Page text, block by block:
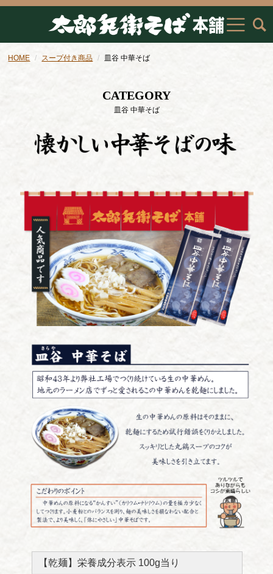
HOME スープ付き商品 皿谷 中華そば
CATEGORY
皿谷 中華そば
【乾麺】栄養成分表示 100g当り